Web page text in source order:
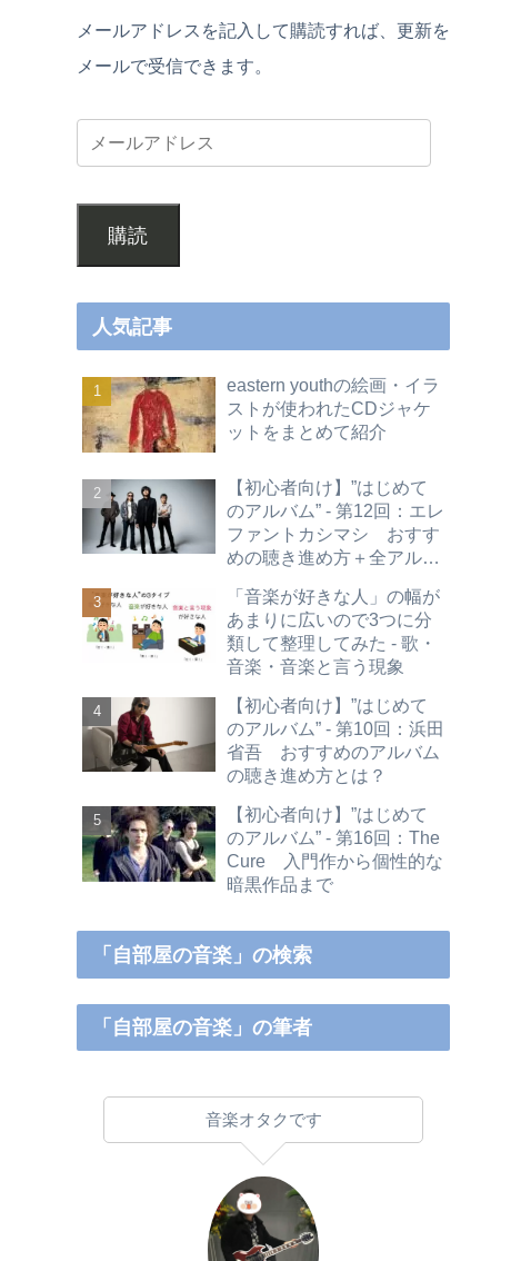
メールアドレスを記入して購読すれば、更新を
メールで受信できます。
購読
人気記事
eastern youthの絵画・イラ
ストが使われたCDジャケ
ットをまとめて紹介
【初心者向け】”はじめて
のアルバム” - 第12回：エレ
ファントカシマシ おすす
めの聴き進め方＋全アルバ
「音楽が好きな人」の幅が
あまりに広いので3つに分
類して整理してみた - 歌・
音楽・音楽と言う現象
【初心者向け】”はじめて
のアルバム” - 第10回：浜田
省吾 おすすめのアルバム
の聴き進め方とは？
【初心者向け】”はじめて
のアルバム” - 第16回：The
Cure 入門作から個性的な
暗黒作品まで
「自部屋の音楽」の検索
「自部屋の音楽」の筆者
音楽オタクです